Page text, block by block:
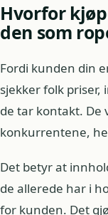
Hvorfor
den som
Fordi kunden din
sjekker folk
de tar kontakt. De
konkurrentene,
Det betyr at
de allerede har i
for kunden. Det